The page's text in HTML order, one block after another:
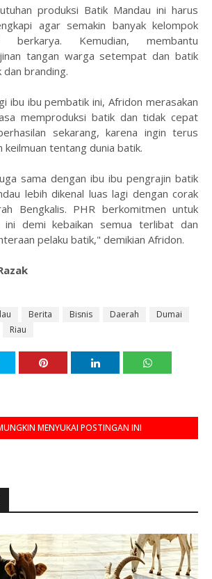
produksi Batik Mandau ini harus
agar semakin banyak kelompok
berkarya. Kemudian, membantu
tangan warga setempat dan batik
branding.
ibu ibu pembatik ini, Afridon merasakan
memproduksi batik dan tidak cepat
sekarang, karena ingin terus
keilmuan tentang dunia batik.
sama dengan ibu ibu pengrajin batik
lebih dikenal luas lagi dengan corak
Bengkalis. PHR berkomitmen untuk
ini demi kebaikan semua terlibat dan
pelaku batik," demikian Afridon.
Berita Bisnis Daerah
Dumai
Riau
MENYUKAI POSTINGAN INI